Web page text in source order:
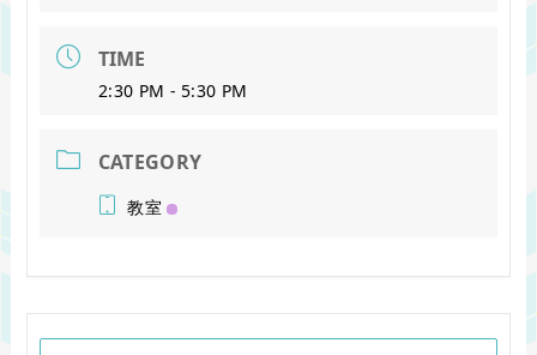
TIME
2:30 PM - 5:30 PM
CATEGORY
教室